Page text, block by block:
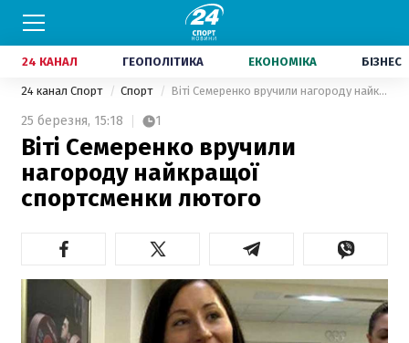
24 КАНАЛ ГЕОПОЛІТИКА ЕКОНОМІКА БІЗНЕС
24 канал Спорт Спорт Віті Семеренко вручили нагороду найкращої спортсменки лютого
25 березня, 15:18 1
Віті Семеренко вручили
нагороду найкращої
спортсменки лютого